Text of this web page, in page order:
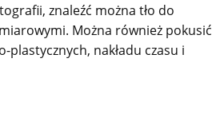
znaleźć można tło do
Można również pokusić
nakładu czasu i